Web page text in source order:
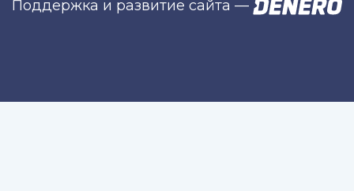
Поддержка и развитие сайта —